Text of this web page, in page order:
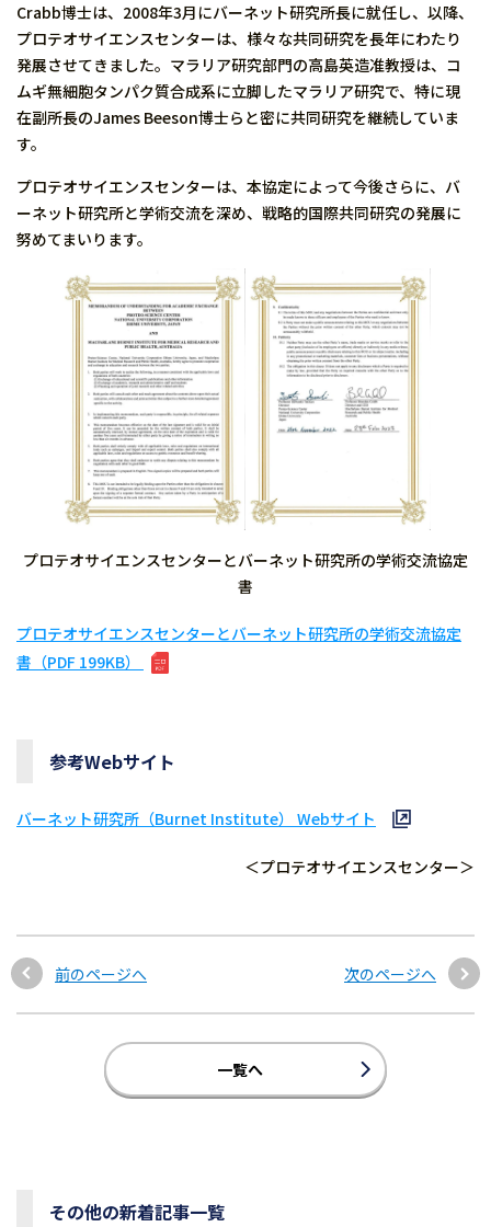
Crabb博士は、2008年3月にバーネット研究所長に就任し、以降、
プロテオサイエンスセンターは、様々な共同研究を長年にわたり
発展させてきました。マラリア研究部門の高島英造准教授は、コ
ムギ無細胞タンパク質合成系に立脚したマラリア研究で、特に現
在副所長のJames Beeson博士らと密に共同研究を継続していま
す。
プロテオサイエンスセンターは、本協定によって今後さらに、バ
ーネット研究所と学術交流を深め、戦略的国際共同研究の発展に
努めてまいります。
プロテオサイエンスセンターとバーネット研究所の学術交流協定
書
プロテオサイエンスセンターとバーネット研究所の学術交流協定
書（PDF 199KB）
参考Webサイト
バーネット研究所（Burnet Institute） Webサイト
＜プロテオサイエンスセンター＞
前のページへ 次のページへ
一覧へ
その他の新着記事一覧